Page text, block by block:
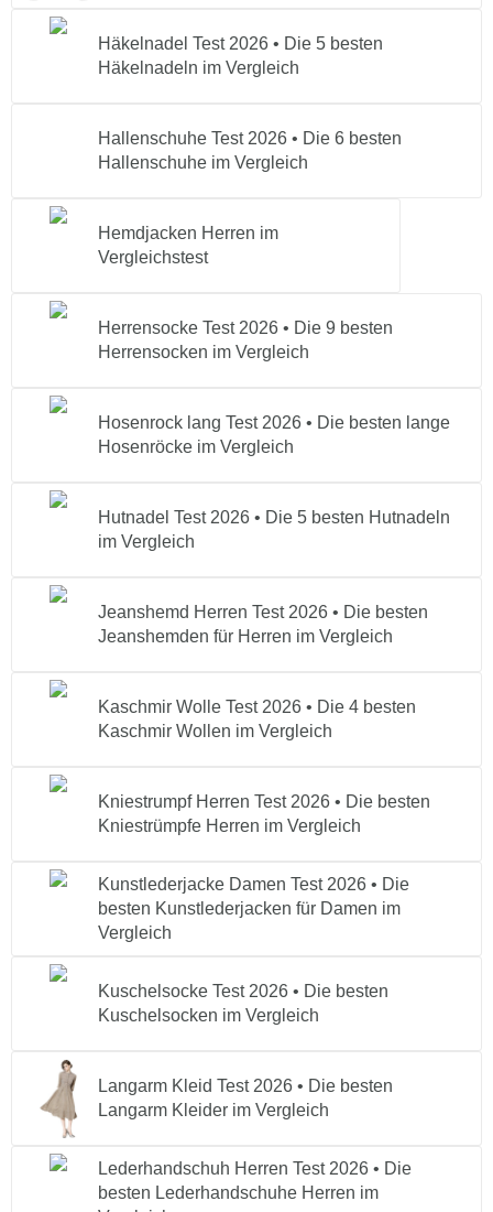
Häkelnadel Test 2026 • Die 5 besten
Häkelnadeln im Vergleich
Hallenschuhe Test 2026 • Die 6 besten
Hallenschuhe im Vergleich
Hemdjacken Herren im
Vergleichstest
Herrensocke Test 2026 • Die 9 besten
Herrensocken im Vergleich
Hosenrock lang Test 2026 • Die besten lange
Hosenröcke im Vergleich
Hutnadel Test 2026 • Die 5 besten Hutnadeln
im Vergleich
Jeanshemd Herren Test 2026 • Die besten
Jeanshemden für Herren im Vergleich
Kaschmir Wolle Test 2026 • Die 4 besten
Kaschmir Wollen im Vergleich
Kniestrumpf Herren Test 2026 • Die besten
Kniestrümpfe Herren im Vergleich
Kunstlederjacke Damen Test 2026 • Die
besten Kunstlederjacken für Damen im
Vergleich
Kuschelsocke Test 2026 • Die besten
Kuschelsocken im Vergleich
Langarm Kleid Test 2026 • Die besten
Langarm Kleider im Vergleich
Lederhandschuh Herren Test 2026 • Die
besten Lederhandschuhe Herren im